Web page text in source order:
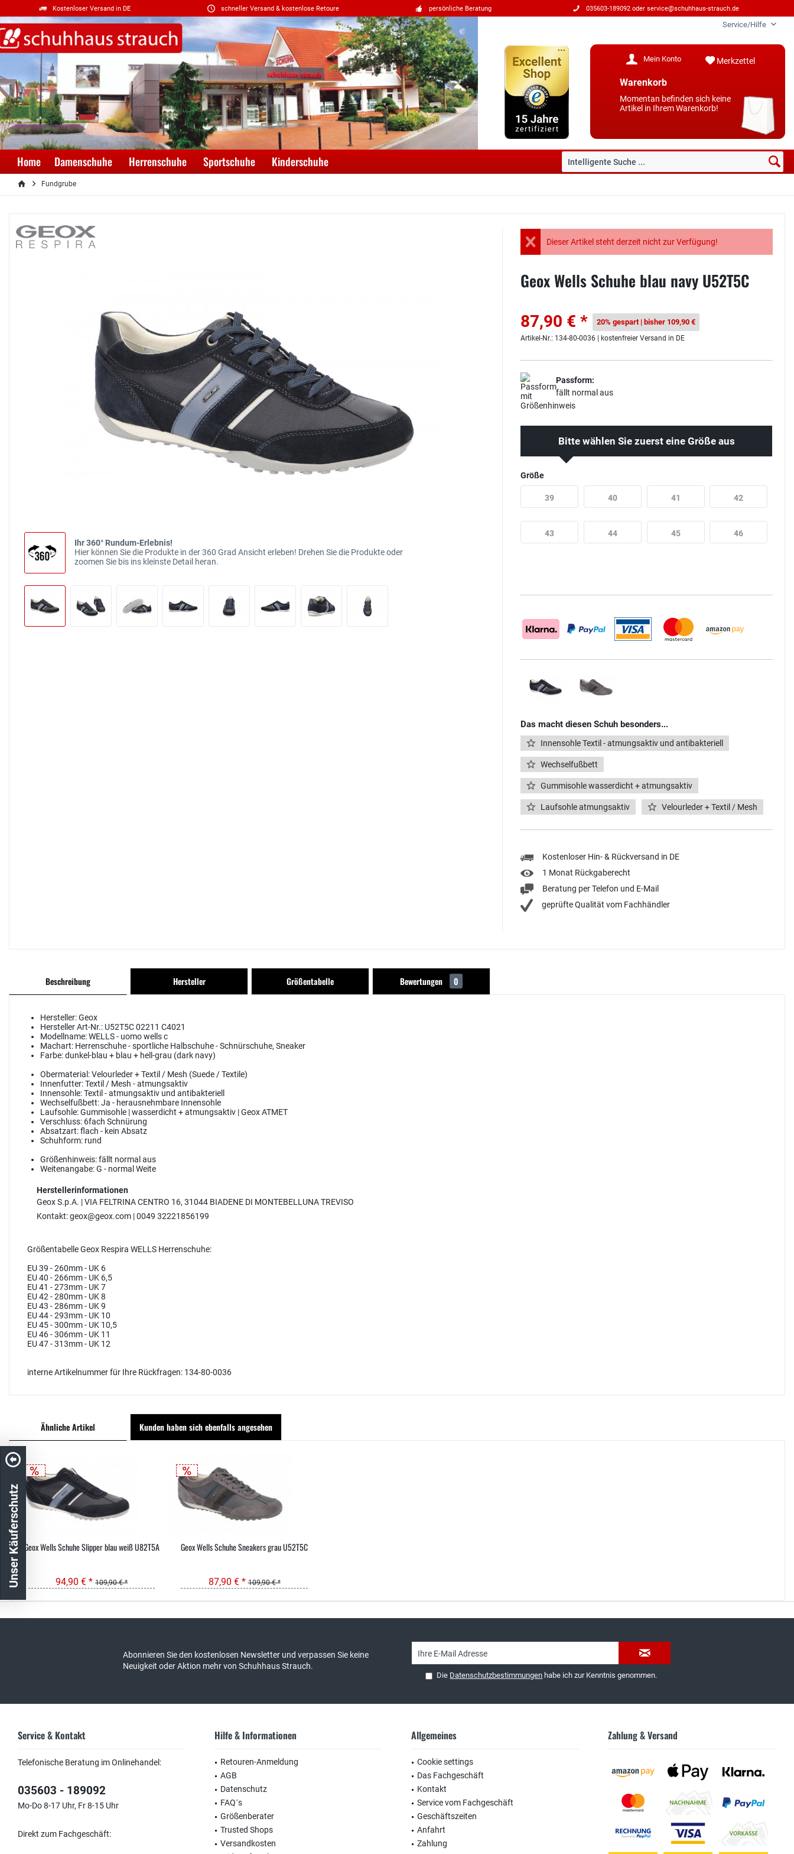
Kostenloser Versand in DE schneller Versand & kostenlose Retoure persönliche Beratung 035603-189092 oder service@schuhhaus-strauch.de
Service/Hilfe
Merkzettel
Mein Konto
Warenkorb
Momentan befinden sich keine
Artikel in Ihrem Warenkorb!
Home Damenschuhe Herrenschuhe Sportschuhe Kinderschuhe
Fundgrube
Ihr 360° Rundum-Erlebnis!
Hier können Sie die Produkte in der 360 Grad Ansicht erleben! Drehen Sie die Produkte oder
zoomen Sie bis ins kleinste Detail heran.
Dieser Artikel steht derzeit nicht zur Verfügung!
Geox Wells Schuhe blau navy U52T5C
87,90 € * 20% gespart | bisher 109,90 €
Artikel-Nr.: 134-80-0036 | kostenfreier Versand in DE
Passform:
fällt normal aus
Bitte wählen Sie zuerst eine Größe aus
Größe
39 40 41 42
43 44 45 46
Das macht diesen Schuh besonders...
Innensohle Textil - atmungsaktiv und antibakteriell
Wechselfußbett
Gummisohle wasserdicht + atmungsaktiv
Laufsohle atmungsaktiv Velourleder + Textil / Mesh
Kostenloser Hin- & Rückversand in DE
1 Monat Rückgaberecht
Beratung per Telefon und E-Mail
geprüfte Qualität vom Fachhändler
Beschreibung Hersteller Größentabelle Bewertungen 0
Hersteller:Geox
Hersteller Art-Nr.: U52T5C 02211 C4021
Modellname:WELLS - uomo wells c
Machart: Herrenschuhe - sportliche Halbschuhe - Schnürschuhe, Sneaker
Farbe:dunkel-blau + blau + hell-grau (dark navy)
Obermaterial:Velourleder + Textil / Mesh (Suede / Textile)
Innenfutter:Textil / Mesh - atmungsaktiv
Innensohle:Textil - atmungsaktiv und antibakteriell
Wechselfußbett:Ja - herausnehmbare Innensohle
Laufsohle:Gummisohle | wasserdicht + atmungsaktiv | Geox ATMET
Verschluss: 6fach Schnürung
Absatzart:flach - kein Absatz
Schuhform: rund
Größenhinweis:fällt normal aus
Weitenangabe:G - normal Weite
Herstellerinformationen
Geox S.p.A. | VIA FELTRINA CENTRO 16, 31044 BIADENE DI MONTEBELLUNA TREVISO
Kontakt: geox@geox.com | 0049 32221856199
Größentabelle Geox Respira WELLS Herrenschuhe:
EU 39 - 260mm - UK 6
EU 40 - 266mm - UK 6,5
EU 41 - 273mm - UK 7
EU 42 - 280mm - UK 8
EU 43 - 286mm - UK 9
EU 44 - 293mm - UK 10
EU 45 - 300mm - UK 10,5
EU 46 - 306mm - UK 11
EU 47 - 313mm - UK 12
interne Artikelnummer für Ihre Rückfragen: 134-80-0036
Ähnliche Artikel Kunden haben sich ebenfalls angesehen
Geox Wells Schuhe Slipper blau weiß U82T5A
94,90 € * 109,90 € *
Geox Wells Schuhe Sneakers grau U52T5C
87,90 € * 109,90 € *
Abonnieren Sie den kostenlosen Newsletter und verpassen Sie keine
Neuigkeit oder Aktion mehr von Schuhhaus Strauch.
Die Datenschutzbestimmungen habe ich zur Kenntnis genommen.
Service & Kontakt
Telefonische Beratung im Onlinehandel:
035603 - 189092
Mo-Do 8-17 Uhr, Fr 8-15 Uhr
Direkt zum Fachgeschäft:
Hilfe & Informationen
Retouren-Anmeldung
AGB
Datenschutz
FAQ´s
Größenberater
Trusted Shops
Versandkosten
Allgemeines
Cookie settings
Das Fachgeschäft
Kontakt
Service vom Fachgeschäft
Geschäftszeiten
Anfahrt
Zahlung
Zahlung & Versand
Unser Käuferschutz